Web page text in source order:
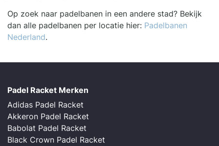
Op zoek naar padelbanen in een andere stad? Bekijk
dan alle padelbanen per locatie hier: Padelbanen
Nederland.
Padel Racket Merken
Adidas Padel Racket
Akkeron Padel Racket
Babolat Padel Racket
Black Crown Padel Racket